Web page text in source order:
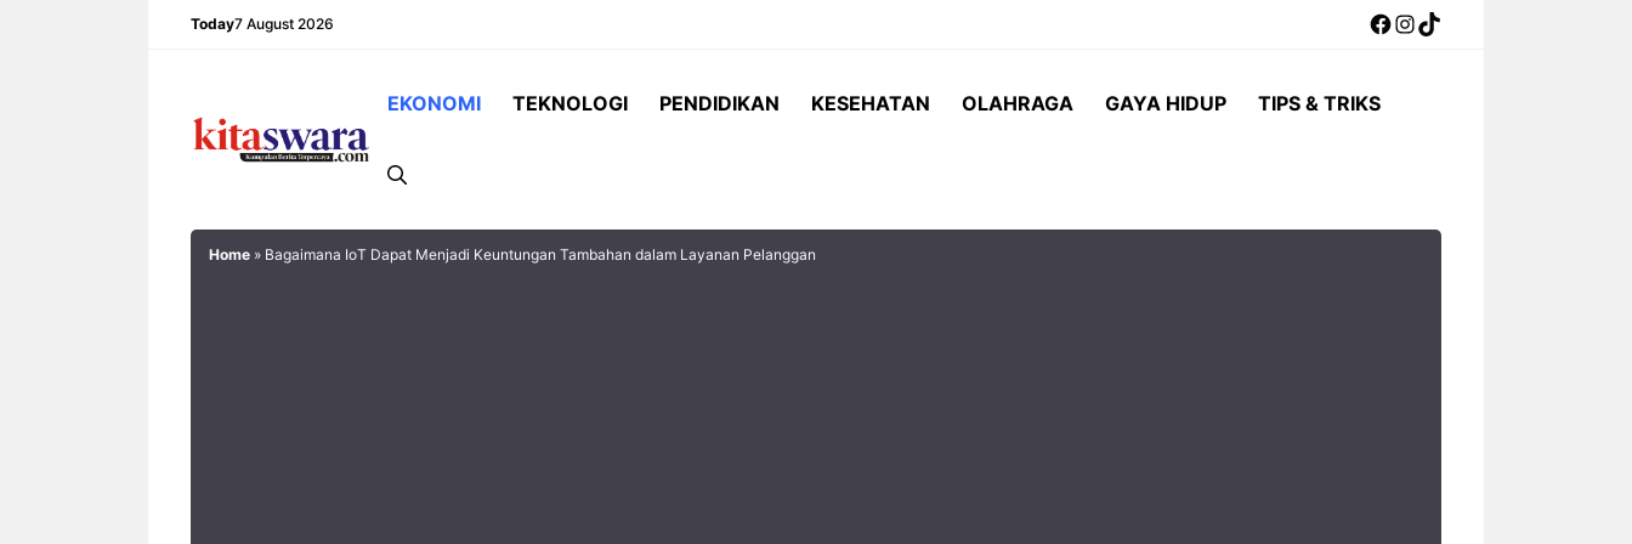
Today7 August 2026 Facebook
Instagram
TikTok
EKONOMI TEKNOLOGI PENDIDIKAN KESEHATAN OLAHRAGA GAYA HIDUP TIPS & TRIKS
Home » Bagaimana IoT Dapat Menjadi Keuntungan Tambahan dalam Layanan Pelanggan